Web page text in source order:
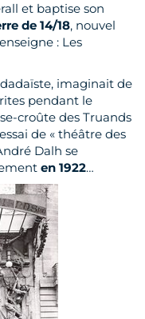
et baptise son
de 14/18, nouvel
: Les
imaginait de
pendant le
croûte des Truands
de « théâtre des
Dalh se
en 1922…